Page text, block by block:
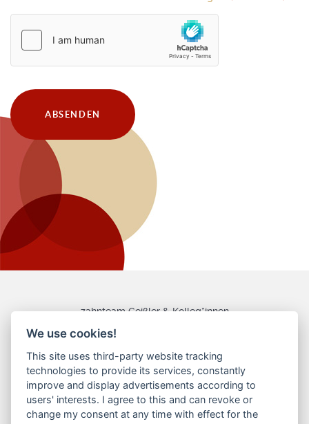
zahnteam Geißler & Kolleg*innen
Tel.: 02541 74060 | Fax: 02541 7406080
E-Mail:
info@zahnteam-geissler.de
Unsere Sprechzeiten
MO
08:30 - 12:30
| 14:00 - 18:00
We use cookies!
This site uses third-party website tracking
technologies to provide its services, constantly
improve and display advertisements according to
users' interests. I agree to this and can revoke or
change my consent at any time with effect for the